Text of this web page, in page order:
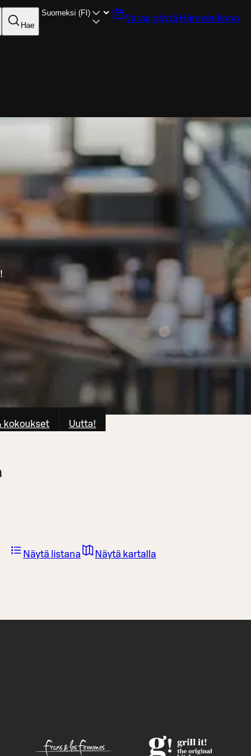
Hae
Varaa pöytä Hämeenlinna
kokoukset Uutta!
Näytä listana Näytä kartalla